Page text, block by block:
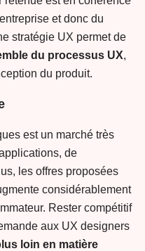
et donc du
stratégie UX permet de
du processus UX,
du produit.
est un marché très
de
les offres proposées
considérablement
Rester compétitif
aux UX designers
loin en matière